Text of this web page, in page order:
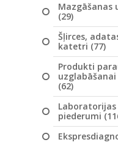
Mazgāšanas
(29)
Šļirces,
katetri (77)
Produkti
(62)
piederumi